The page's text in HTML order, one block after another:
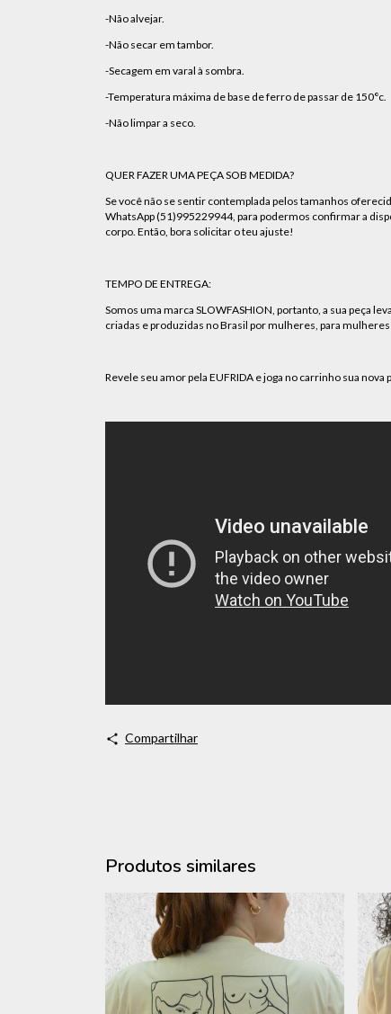
-Não alvejar.
-Não secar em tambor.
-Secagem em varal à sombra.
-Temperatura máxima de base de ferro de passar de 150°c.
-Não limpar a seco.
QUER FAZER UMA PEÇA SOB MEDIDA?
Se você não se sentir contemplada pelos tamanhos
WhatsApp (51)995229944, para podermos confirmar a
corpo. Então, bora solicitar o teu ajuste!
TEMPO DE ENTREGA:
Somos uma marca SLOWFASHION, portanto, a sua peça
criadas e produzidas no Brasil por mulheres, para
Revele seu amor pela EUFRIDA e joga no carrinho sua
Compartilhar
Produtos similares